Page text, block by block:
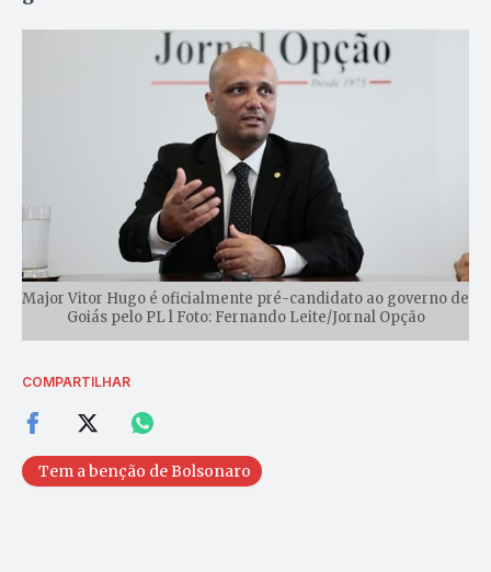
Major Vitor Hugo é oficialmente pré-candidato ao governo de
Goiás pelo PL l Foto: Fernando Leite/Jornal Opção
COMPARTILHAR
Tem a benção de Bolsonaro